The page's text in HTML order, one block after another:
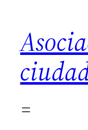
contenido